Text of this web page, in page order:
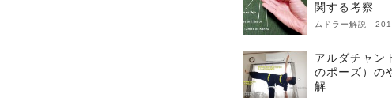
関する考察
ムドラー解説
アルダチャン
のポーズ）の
解